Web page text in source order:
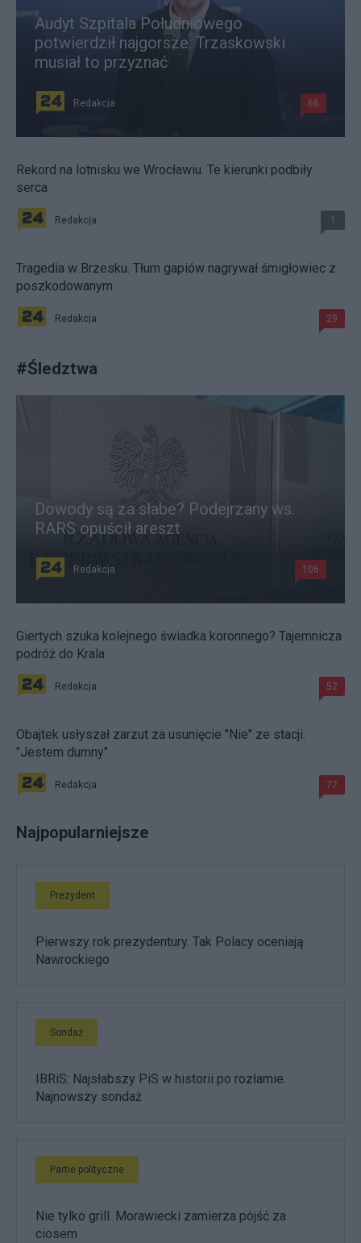
Audyt Szpitala Południowego
potwierdził najgorsze. Trzaskowski
musiał to przyznać
Redakcja 66
Rekord na lotnisku we Wrocławiu. Te kierunki podbiły
serca
Redakcja 1
Tragedia w Brzesku. Tłum gapiów nagrywał śmigłowiec z
poszkodowanym
Redakcja 29
#Śledztwa
Dowody są za słabe? Podejrzany ws.
RARS opuścił areszt
Redakcja 106
Giertych szuka kolejnego świadka koronnego? Tajemnicza
podróż do Krala
Redakcja 52
Obajtek usłyszał zarzut za usunięcie "Nie" ze stacji.
"Jestem dumny"
Redakcja 77
Najpopularniejsze
Prezydent
Pierwszy rok prezydentury. Tak Polacy oceniają
Nawrockiego
Sondaż
IBRiS: Najsłabszy PiS w historii po rozłamie.
Najnowszy sondaż
Partie polityczne
Nie tylko grill. Morawiecki zamierza pójść za
ciosem